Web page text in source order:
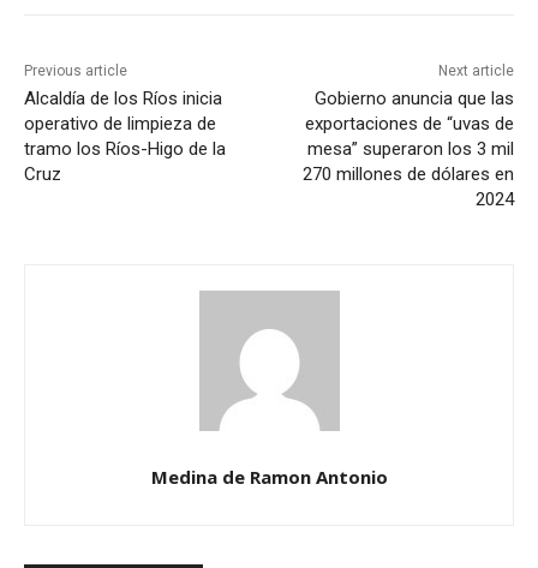
Previous article
Alcaldía de los Ríos inicia
operativo de limpieza de
tramo los Ríos-Higo de la
Cruz
Next article
Gobierno anuncia que las
exportaciones de “uvas de
mesa” superaron los 3 mil
270 millones de dólares en
2024
Medina de Ramon Antonio